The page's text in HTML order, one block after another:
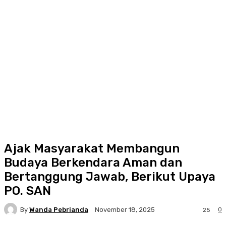
Ajak Masyarakat Membangun
Budaya Berkendara Aman dan
Bertanggung Jawab, Berikut Upaya
PO. SAN
By Wanda Pebrianda November 18, 2025 0
25